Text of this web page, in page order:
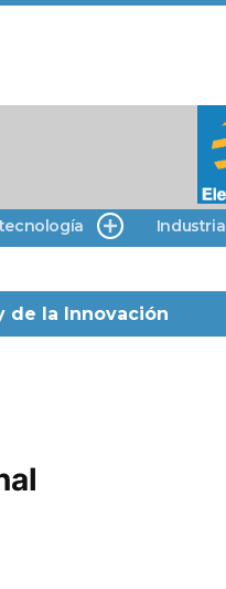
Industria
de la Innovación